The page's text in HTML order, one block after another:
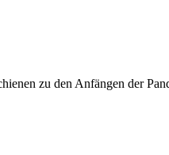
zu den Anfängen der